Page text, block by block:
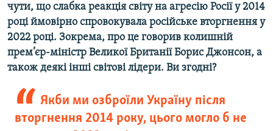
чути, що слабка реакція світу на агресію Росії у 2014
році ймовірно спровокувала російське вторгнення у
2022 році. Зокрема, про це говорив колишній
прем’єр-міністр Великої Британії Борис Джонсон, а
також деякі інші світові лідери. Ви згодні?
Якби ми озброїли Україну після
вторгнення 2014 року, цього могло б не